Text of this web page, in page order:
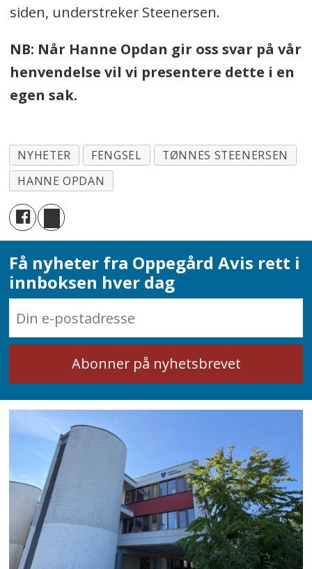
siden, understreker Steenersen.
NB: Når Hanne Opdan gir oss svar på vår
henvendelse vil vi presentere dette i en
egen sak.
NYHETER FENGSEL
TØNNES STEENERSEN
HANNE OPDAN
Få nyheter fra Oppegård Avis rett i
innboksen hver dag